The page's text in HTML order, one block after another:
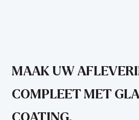
MAAK UW
COMPLEET MET